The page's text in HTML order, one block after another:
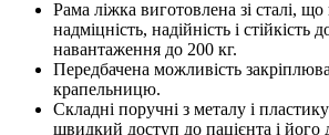
Рама ліжка виготовлена зі сталі, що
надміцність, надійність і стійкість
навантаження до 200 кг.
Передбачена можливість
крапельницю.
Складні поручні з металу і
швидкий доступ до пацієнта і його